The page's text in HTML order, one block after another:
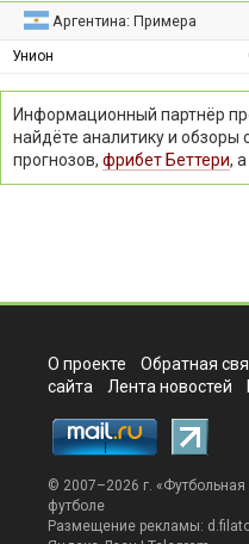
Аргентина: Примера
Унион
Информационный партнёр
найдёте аналитику и обзоры
прогнозов, фрибет Беттери,
О проекте Обратная
сайта
Лента новостей
© 2007–2026 г. «Футбольная
футболе
Размещение рекламы: